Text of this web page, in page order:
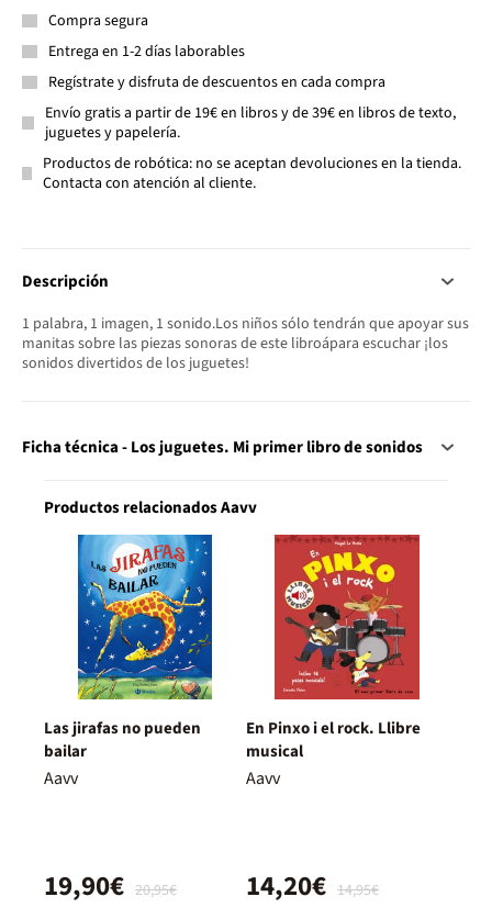
Compra segura
Entrega en 1-2 días laborables
Regístrate y disfruta de descuentos en cada compra
Envío gratis a partir de 19€ en libros y de 39€ en libros de texto,
juguetes y papelería.
Productos de robótica: no se aceptan devoluciones en la tienda.
Contacta con atención al cliente.
Descripción
1 palabra, 1 imagen, 1 sonido.Los niños sólo tendrán que apoyar sus
manitas sobre las piezas sonoras de este libroápara escuchar ¡los
sonidos divertidos de los juguetes!
Ficha técnica - Los juguetes. Mi primer libro de sonidos
Productos relacionados Aavv
Las jirafas no pueden
bailar
Aavv
20,95€
19,90€
En Pinxo i el rock. Llibre
musical
Aavv
14,95€
14,20€